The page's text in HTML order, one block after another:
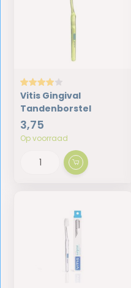
Vitis Gingival
Tandenborstel
3,75
Op voorraad